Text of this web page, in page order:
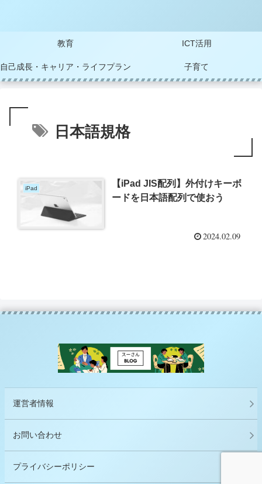
教育 ICT活用
自己成長・キャリア・ライフプラン 子育て
日本語規格
iPad
【iPad JIS配列】外付けキーボ
ードを日本語配列で使おう
2024.02.09
運営者情報
お問い合わせ
プライバシーポリシー